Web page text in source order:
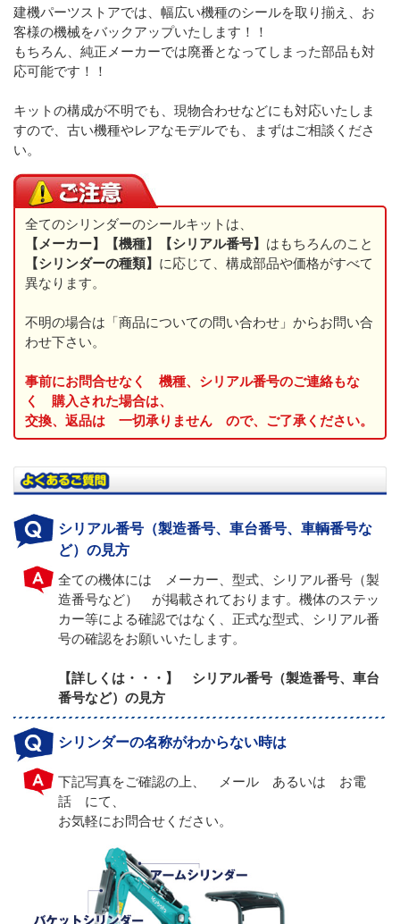
建機パーツストアでは、幅広い機種のシールを取り揃え、お
客様の機械をバックアップいたします！！
もちろん、純正メーカーでは廃番となってしまった部品も対
応可能です！！
キットの構成が不明でも、現物合わせなどにも対応いたしま
すので、古い機種やレアなモデルでも、まずはご相談くださ
い。
全てのシリンダーのシールキットは、
【メーカー】【機種】【シリアル番号】 はもちろんのこと
【シリンダーの種類】 に応じて、構成部品や価格がすべて
異なります。
不明の場合は「商品についての問い合わせ」からお問い合
わせ下さい。
事前にお問合せなく 機種、シリアル番号のご連絡もな
く 購入された場合は、
交換、返品は 一切承りません ので、ご了承ください。
シリアル番号（製造番号、車台番号、車輌番号な
ど）の見方
全ての機体には メーカー、型式、シリアル番号（製
造番号など） が掲載されております。機体のステッ
カー等による確認ではなく、正式な型式、シリアル番
号の確認をお願いいたします。
【詳しくは・・・】 シリアル番号（製造番号、車台
番号など）の見方
シリンダーの名称がわからない時は
下記写真をご確認の上、 メール あるいは お電
話 にて、
お気軽にお問合せください。